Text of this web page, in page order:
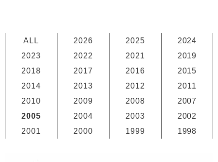
ALL 2026 2025
2024
2023
2022 2021
2019
2018
2017 2016
2015
2014
2013 2012
2011
2010
2009 2008
2007
2005
2004 2003
2002
2001
2000 1999 1998